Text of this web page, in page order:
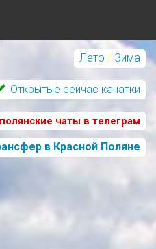
Лето / Зима
Открытые сейчас канатки
чаты в телеграм
в Красной Поляне